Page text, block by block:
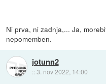
Ni prva, ni zadnja,... Ja,
nepomemben.
jotunn2
::3. nov 2022, 14:00